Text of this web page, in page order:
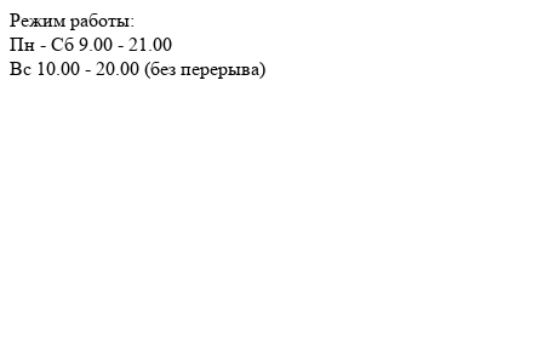
Режим работы:
Пн - Сб 9.00 - 21.00
Вс 10.00 - 20.00 (без перерыва)